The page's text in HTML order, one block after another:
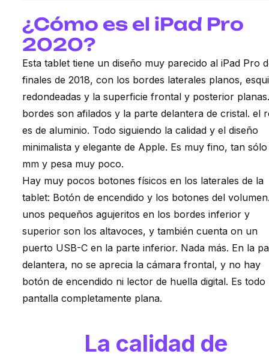
¿Cómo es el iPad Pro
2020?
Esta tablet tiene un diseño muy parecido al iPad Pro
finales de 2018, con los bordes laterales planos,
redondeadas y la superficie frontal y posterior
bordes son afilados y la parte delantera de cristal. el
es de aluminio. Todo siguiendo la calidad y el diseño
minimalista y elegante de Apple. Es muy fino, tan
mm y pesa muy poco.
Hay muy pocos botones físicos en los laterales de la
tablet: Botón de encendido y los botones del
unos pequeños agujeritos en los bordes inferior y
superior son los altavoces, y también cuenta on un
puerto USB-C en la parte inferior. Nada más. En la
delantera, no se aprecia la cámara frontal, y no hay
botón de encendido ni lector de huella digital. Es todo
pantalla completamente plana.
La calidad de